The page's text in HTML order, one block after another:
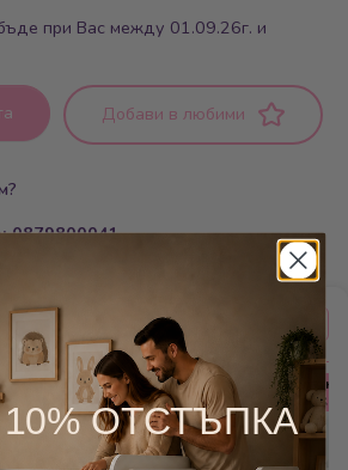
при Вас между 01.09.26г. и
Добави в любими
0879800041
Безплатна
доставка
10%
Безплатна
доставка
ОТСТЪПКА